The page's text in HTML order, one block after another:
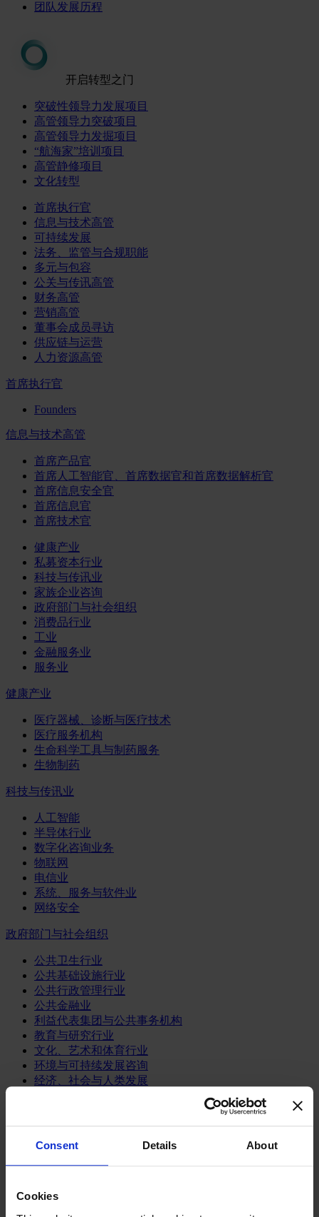
Consent Details About
Cookies
团队发展历程
开启转型之门
突破性领导力发展项目
高管领导力突破项目
高管领导力发掘项目
“航海家”培训项目
高管静修项目
文化转型
首席执行官
信息与技术高管
可持续发展
法务、监管与合规职能
多元与包容
公关与传讯高管
财务高管
营销高管
董事会成员寻访
供应链与运营
人力资源高管
首席执行官
Founders
信息与技术高管
首席产品官
首席人工智能官、首席数据官和首席数据解析官
首席信息安全官
首席信息官
首席技术官
健康产业
私募资本行业
科技与传讯业
家族企业咨询
政府部门与社会组织
消费品行业
工业
金融服务业
服务业
健康产业
医疗器械、诊断与医疗技术
医疗服务机构
生命科学工具与制药服务
生物制药
科技与传讯业
人工智能
半导体行业
数字化咨询业务
物联网
电信业
系统、服务与软件业
网络安全
政府部门与社会组织
公共卫生行业
公共基础设施行业
公共行政管理行业
公共金融业
利益代表集团与公共事务机构
教育与研究行业
文化、艺术和体育行业
环境与可持续发展咨询
经济、社会与人类发展
媒体和娱乐业
消费品
餐饮、旅游与酒店业